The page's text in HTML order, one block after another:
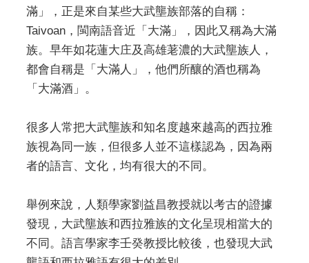
滿」，正是來自某些大武壟族部落的自稱：
Taivoan，閩南語音近「大滿」，因此又稱為大滿
族。早年如花蓮大庄及高雄荖濃的大武壟族人，
都會自稱是「大滿人」，他們所釀的酒也稱為
「大滿酒」。
很多人常把大武壟族和知名度越來越高的西拉雅
族視為同一族，但很多人並不這樣認為，因為兩
者的語言、文化，均有很大的不同。
舉例來說，人類學家劉益昌教授就以考古的證據
發現，大武壟族和西拉雅族的文化呈現相當大的
不同。語言學家李壬癸教授比較後，也發現大武